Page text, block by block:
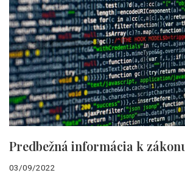
Predbežná informácia k
03/09/2022